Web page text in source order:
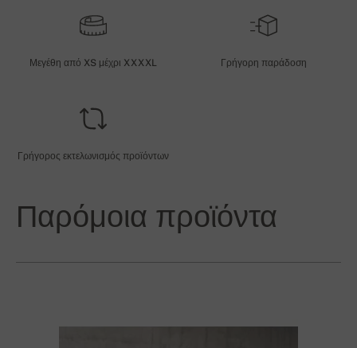
Μεγέθη από XS μέχρι XXXXL Γρήγορη παράδοση
Γρήγορος εκτελωνισμός προϊόντων
Παρόμοια προϊόντα